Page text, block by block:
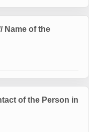
Name of the
of the Person in